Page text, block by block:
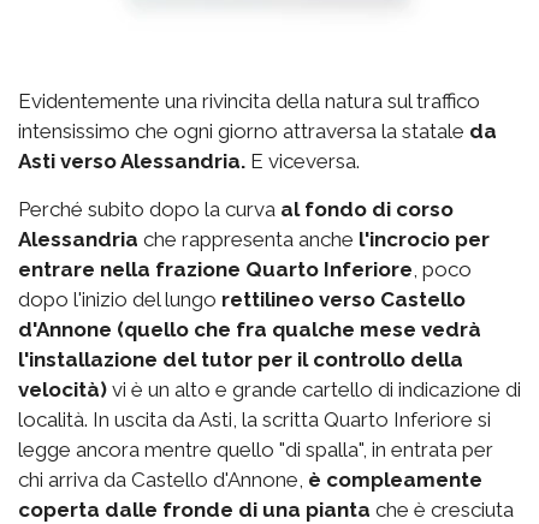
Evidentemente una rivincita della natura sul traffico
intensissimo che ogni giorno attraversa la statale da
Asti verso Alessandria. E viceversa.
Perché subito dopo la curva al fondo di corso
Alessandria che rappresenta anche l'incrocio per
entrare nella frazione Quarto Inferiore, poco
dopo l'inizio del lungo rettilineo verso Castello
d'Annone (quello che fra qualche mese vedrà
l'installazione del tutor per il controllo della
velocità) vi è un alto e grande cartello di indicazione di
località. In uscita da Asti, la scritta Quarto Inferiore si
legge ancora mentre quello "di spalla", in entrata per
chi arriva da Castello d'Annone, è compleamente
coperta dalle fronde di una pianta che è cresciuta